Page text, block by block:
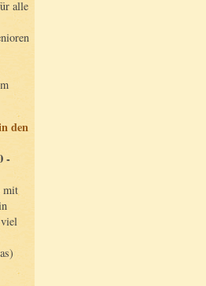
alle
den
-
mit